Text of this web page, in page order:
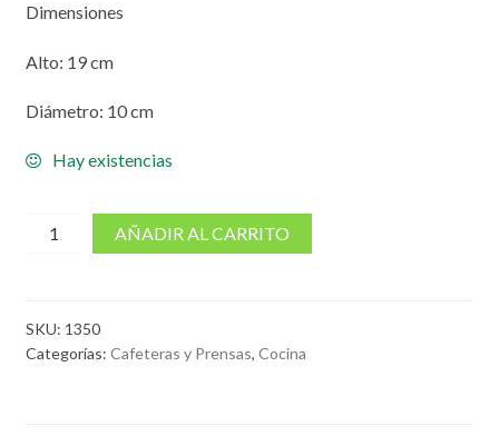
Dimensiones
Alto: 19 cm
Diámetro: 10 cm
Hay existencias
cantidad
italiana
9
AÑADIR AL CARRITO
SKU: 1350
Categorías: Cafeteras y Prensas, Cocina